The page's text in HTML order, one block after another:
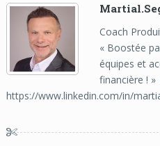
Coach
« Boostée
équipes et
financière ! »
https://www.linkedin.com/in/